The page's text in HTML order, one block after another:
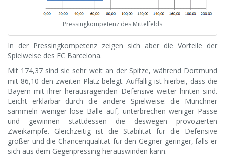
Pressingkompetenz des Mittelfelds
In der Pressingkompetenz zeigen sich aber die Vorteile der
Spielweise des FC Barcelona.
Mit 174,37 sind sie sehr weit an der Spitze, während Dortmund
mit 86,10 den zweiten Platz belegt. Auffällig ist hierbei, dass die
Bayern mit ihrer herausragenden Defensive weiter hinten sind.
Leicht erklärbar durch die andere Spielweise: die Münchner
sammeln weniger lose Bälle auf, unterbrechen weniger Pässe
und gewinnen stattdessen die deswegen provozierten
Zweikämpfe. Gleichzeitig ist die Stabilität für die Defensive
größer und die Chancenqualität für den Gegner geringer, falls er
sich aus dem Gegenpressing herauswinden kann.